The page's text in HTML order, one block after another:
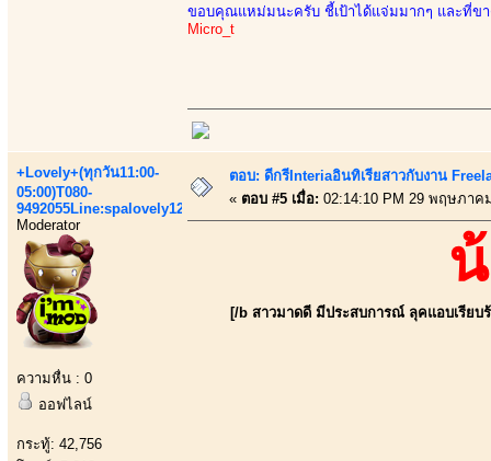
ขอบคุณแหม่มนะครับ ชี้เป้าได้แจ่มมากๆ และที่ข
Micro_t
+Lovely+(ทุกวัน11:00-
05:00)T080-
9492055Line:spalovely123
Moderator
ความหื่น : 0
ออฟไลน์
กระทู้: 42,756
ตอบ: ดีกรีInteriaอินทิเรียสาวกับงาน
« ตอบ #5 เมื่อ: 02:14:10 PM 29 พฤษภาค
[/b สาวมาดดี มีประสบการณ์ ลุคแอบเรียบ